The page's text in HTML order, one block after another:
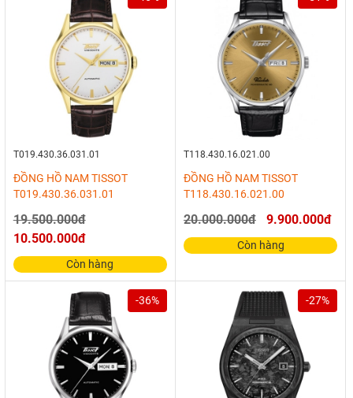
T019.430.36.031.01
ĐỒNG HỒ NAM TISSOT
T019.430.36.031.01
19.500.000đ
10.500.000đ
Còn hàng
T118.430.16.021.00
ĐỒNG HỒ NAM TISSOT
T118.430.16.021.00
20.000.000đ 9.900.000đ
Còn hàng
-36% -27%